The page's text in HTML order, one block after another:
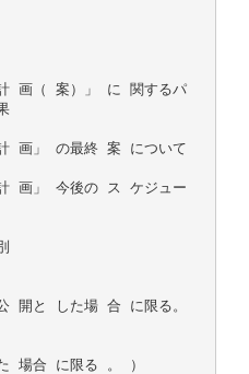
画（ 案）」 に 関するパ
画」 の最終 案 について
画」 今後の ス ケジュー
開と した場 合 に限る。
場合 に限る 。 ）